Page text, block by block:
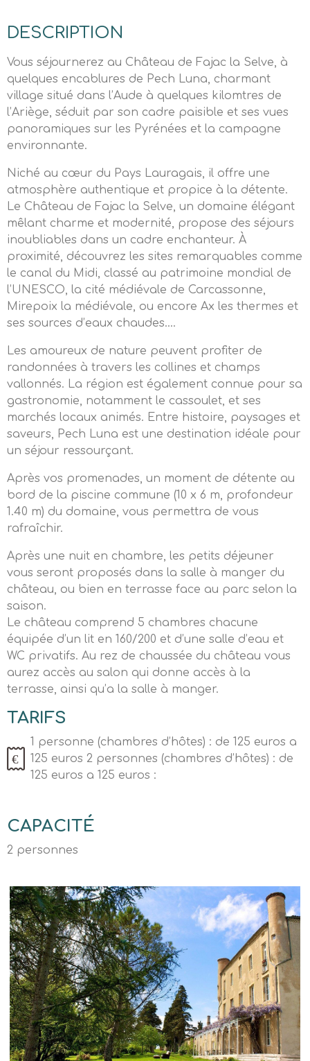
DESCRIPTION
Vous séjournerez au Château de Fajac la Selve, à
quelques encablures de Pech Luna, charmant
village situé dans l’Aude à quelques kilomtres de
l’Ariège, séduit par son cadre paisible et ses vues
panoramiques sur les Pyrénées et la campagne
environnante.
Niché au cœur du Pays Lauragais, il offre une
atmosphère authentique et propice à la détente.
Le Château de Fajac la Selve, un domaine élégant
mêlant charme et modernité, propose des séjours
inoubliables dans un cadre enchanteur. À
proximité, découvrez les sites remarquables comme
le canal du Midi, classé au patrimoine mondial de
l’UNESCO, la cité médiévale de Carcassonne,
Mirepoix la médiévale, ou encore Ax les thermes et
ses sources d’eaux chaudes….
Les amoureux de nature peuvent profiter de
randonnées à travers les collines et champs
vallonnés. La région est également connue pour sa
gastronomie, notamment le cassoulet, et ses
marchés locaux animés. Entre histoire, paysages et
saveurs, Pech Luna est une destination idéale pour
un séjour ressourçant.
Après vos promenades, un moment de détente au
bord de la piscine commune (10 x 6 m, profondeur
1.40 m) du domaine, vous permettra de vous
rafraîchir.
Après une nuit en chambre, les petits déjeuner
vous seront proposés dans la salle à manger du
château, ou bien en terrasse face au parc selon la
saison.
Le château comprend 5 chambres chacune
équipée d’un lit en 160/200 et d’une salle d’eau et
WC privatifs. Au rez de chaussée du château vous
aurez accès au salon qui donne accès à la
terrasse, ainsi qu’a la salle à manger.
TARIFS
1 personne (chambres d’hôtes) : de 125 euros a
125 euros 2 personnes (chambres d’hôtes) : de
125 euros a 125 euros :
CAPACITÉ
2 personnes